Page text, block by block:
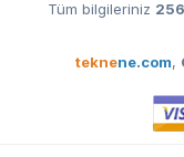
Tüm bilgileriniz
teknene.com,